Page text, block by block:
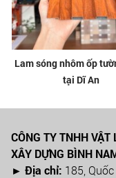
Lam sóng nhôm ốp
tại Dĩ An
CÔNG TY TNHH
XÂY DỰNG BÌNH
► Địa chỉ: 185,